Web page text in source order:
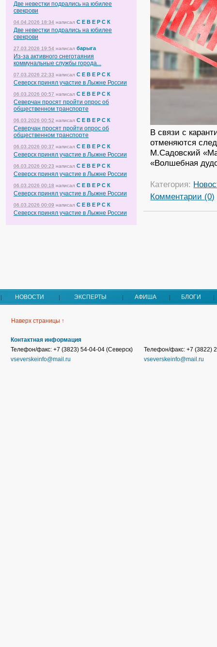
Две невестки подрались на юбилее
свекрови
04.04.2026 18:34 написал С Е В Е Р С К
Две невестки подрались на юбилее
свекрови
27.03.2026 19:54 написал барыга
Из-за активного снеготаяния
коммунальные службы города...
07.03.2026 22:33 написал С Е В Е Р С К
Северск принял участие в Лыжне России
06.03.2026 00:57 написал С Е В Е Р С К
Северчан просят пройти опрос об
общественном транспорте
06.03.2026 00:52 написал С Е В Е Р С К
Северчан просят пройти опрос об
общественном транспорте
06.03.2026 00:37 написал С Е В Е Р С К
Северск принял участие в Лыжне России
06.03.2026 00:23 написал С Е В Е Р С К
Северск принял участие в Лыжне России
06.03.2026 00:18 написал С Е В Е Р С К
Северск принял участие в Лыжне России
06.03.2026 00:09 написал С Е В Е Р С К
Северск принял участие в Лыжне России
В связи с
отменяются
М.Садовский
«Волшебная
Категория:
Комментарии (0)
НОВОСТИ ЭКСПЕРТЫ АФИША БЛОГИ
Наверх страницы ↑
Контактная информация
Телефон/факс: +7 (3823) 54-04-04 (Северск)
vseverskeinfo@mail.ru
Телефон/факс: +7 (3822)
vseverskeinfo@mail.ru